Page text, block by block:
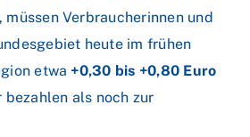
müssen Verbraucherinnen und
heute im frühen
etwa +0,30 bis +0,80 Euro
bezahlen als noch zur